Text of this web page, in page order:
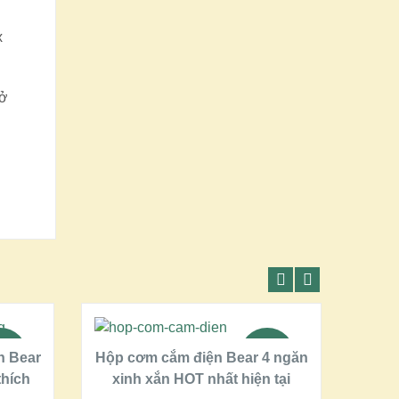
Bear
SALE!
THÊM VÀO GIỎ HÀNG
Hộp cơm cắm điện Bear 4 ngăn
xinh xắn HOT nhất hiện tại